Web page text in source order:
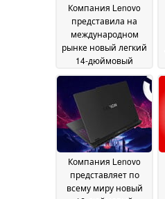
Компания Lenovo
представила на
международном
рынке новый легкий
14-дюймовый
ноутбук с двумя
слотами для SSD-
накопителей и
OLED-дисплеем с
частотой
обновления 120 Гц
July 2026
Компания Lenovo
представляет по
всему миру новый